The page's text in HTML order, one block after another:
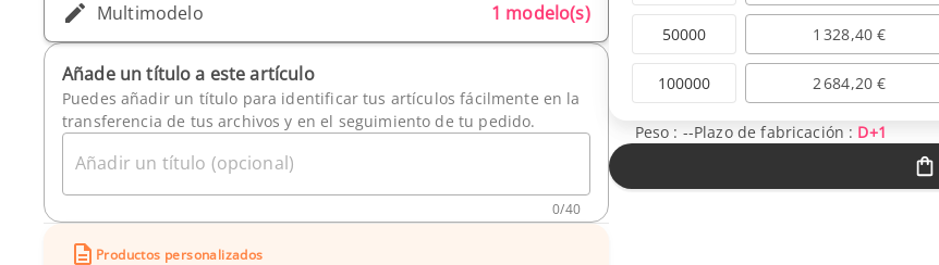
Multimodelo 1 modelo(s)
Añade un título a este artículo
Puedes añadir un título para identificar tus artículos fácilmente en la
transferencia de tus archivos y en el seguimiento de tu pedido.
Añadir un título (opcional)
0/40
Productos personalizados
50000
100000
1 328,40 €
2 684,20 €
Peso : --Plazo de fabricación : D+1